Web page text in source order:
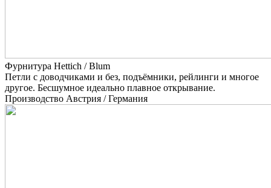
Фурнитура Hettich / Blum
Петли с доводчиками и без, подъёмники, рейлинги и многое
другое. Бесшумное идеально плавное открывание.
Производство Австрия / Германия